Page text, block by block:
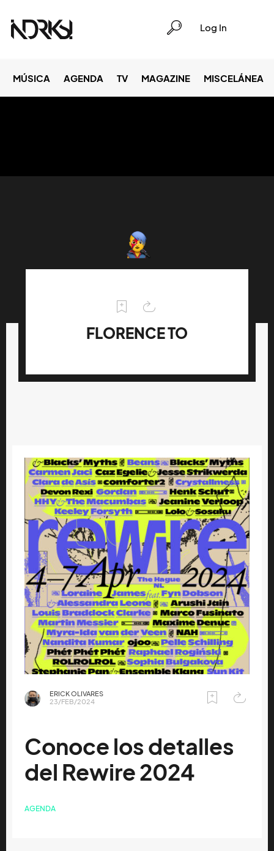
Log In
MÚSICA AGENDA TV MAGAZINE MISCELÁNEA
FLORENCE TO
ERICK OLIVARES
23/FEB/2024
Conoce los detalles
del Rewire 2024
AGENDA